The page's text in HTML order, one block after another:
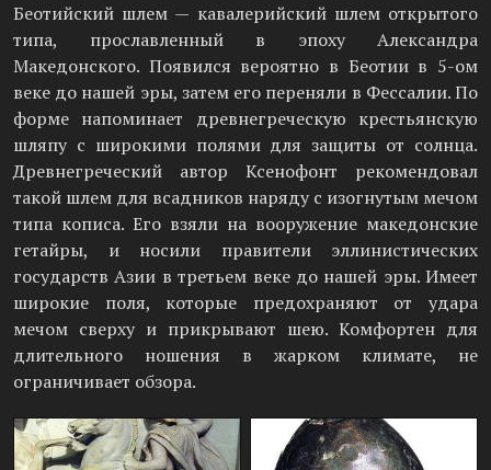
Беотийский шлем — кавалерийский шлем открытого
типа, прославленный в эпоху Александра
Македонского. Появился вероятно в Беотии в 5-ом
веке до нашей эры, затем его переняли в Фессалии. По
форме напоминает древнегреческую крестьянскую
шляпу с широкими полями для защиты от солнца.
Древнегреческий автор Ксенофонт рекомендовал
такой шлем для всадников наряду с изогнутым мечом
типа кописа. Его взяли на вооружение македонские
гетайры, и носили правители эллинистических
государств Азии в третьем веке до нашей эры. Имеет
широкие поля, которые предохраняют от удара
мечом сверху и прикрывают шею. Комфортен для
длительного ношения в жарком климате, не
ограничивает обзора.